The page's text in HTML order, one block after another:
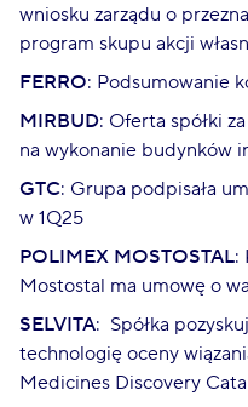
wniosku zarządu o
program skupu akcji
FERRO: Podsumowanie
MIRBUD: Oferta spółki
na wykonanie budynków
GTC: Grupa podpisała
w 1Q25
POLIMEX MOSTOSTAL:
Mostostal ma umowę o
SELVITA: Spółka
technologię oceny
Medicines Discovery